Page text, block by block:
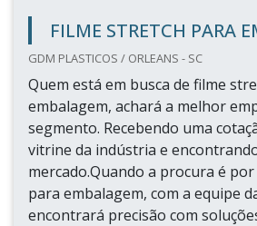
FILME STRETCH PARA
GDM PLASTICOS / ORLEANS - SC
Quem está em busca de filme
embalagem, achará a melhor
segmento. Recebendo uma
vitrine da indústria e
mercado.Quando a procura é
para embalagem, com a equipe
encontrará precisão com